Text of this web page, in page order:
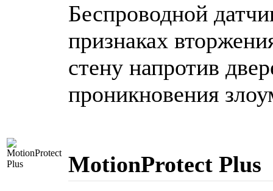
Беспроводной
признаках
стену напротив
проникновения
MotionProtect Plus